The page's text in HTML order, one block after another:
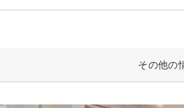
その他の